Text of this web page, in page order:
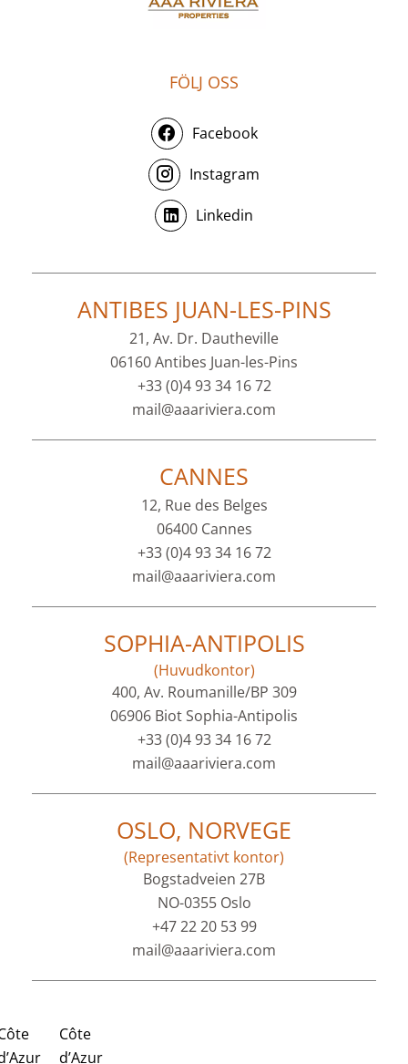
FÖLJ OSS
Facebook
Instagram
Linkedin
ANTIBES JUAN-LES-PINS
21, Av. Dr. Dautheville
06160 Antibes Juan-les-Pins
+33 (0)4 93 34 16 72
mail@aaariviera.com
CANNES
12, Rue des Belges
06400 Cannes
+33 (0)4 93 34 16 72
mail@aaariviera.com
SOPHIA-ANTIPOLIS
(Huvudkontor)
400, Av. Roumanille/BP 309
06906 Biot Sophia-Antipolis
+33 (0)4 93 34 16 72
mail@aaariviera.com
OSLO, NORVEGE
(Representativt kontor)
Bogstadveien 27B
NO-0355 Oslo
+47 22 20 53 99
mail@aaariviera.com
Côte
d’Azur